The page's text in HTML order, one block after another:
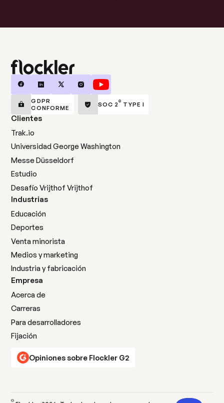
GDPR
CONFORME
SOC 2® TYPE I
Clientes
Trak.io
Universidad George Washington
Messe Düsseldorf
Estudio
Desafío Vrijthof Vrijthof
Industrias
Educación
Deportes
Venta minorista
Medios y marketing
Industria y fabricación
Empresa
Acerca de
Carreras
Para desarrolladores
Fijación
Opiniones sobre Flockler G2
©